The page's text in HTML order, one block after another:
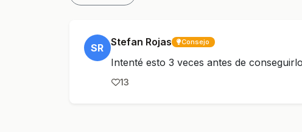
SR Stefan Rojas Consejo
Intenté esto 3 veces antes de
13